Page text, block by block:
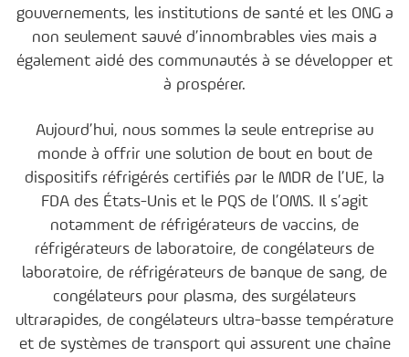
gouvernements, les institutions de santé et les ONG a
non seulement sauvé d’innombrables vies mais a
également aidé des communautés à se développer et
à prospérer.
Aujourd’hui, nous sommes la seule entreprise au
monde à offrir une solution de bout en bout de
dispositifs réfrigérés certifiés par le MDR de l’UE, la
FDA des États-Unis et le PQS de l’OMS. Il s’agit
notamment de réfrigérateurs de vaccins, de
réfrigérateurs de laboratoire, de congélateurs de
laboratoire, de réfrigérateurs de banque de sang, de
congélateurs pour plasma, des surgélateurs
ultrarapides, de congélateurs ultra-basse température
et de systèmes de transport qui assurent une chaîne